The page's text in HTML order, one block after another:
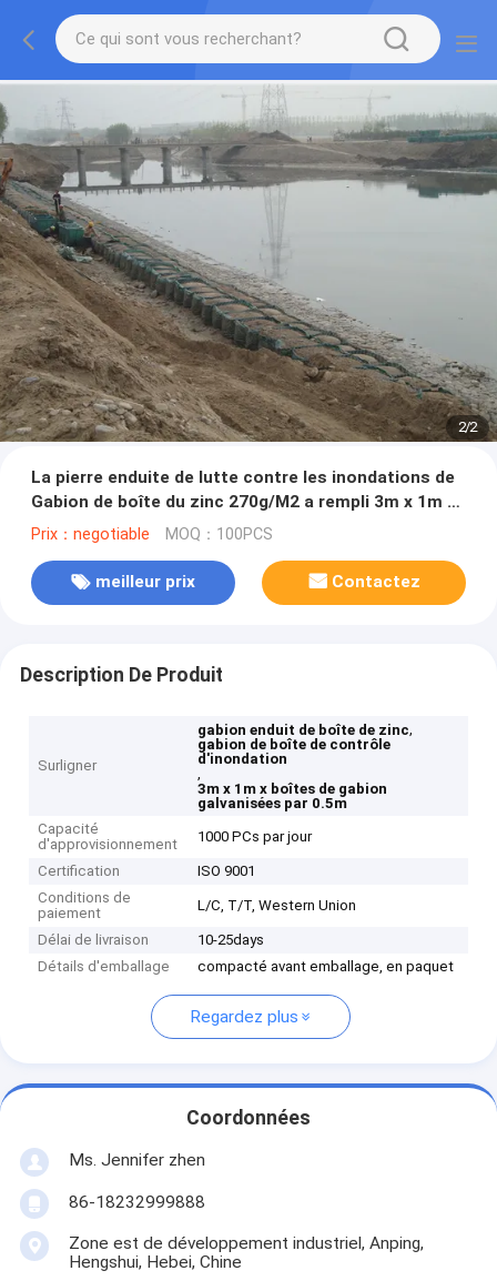
2/2
La pierre enduite de lutte contre les inondations de
Gabion de boîte du zinc 270g/M2 a rempli 3m x 1m x
0.5m
Prix：negotiable MOQ：100PCS
meilleur prix Contactez
Description De Produit
Surligner
gabion enduit de boîte de zinc,
gabion de boîte de contrôle
d'inondation
,
3m x 1m x boîtes de gabion
galvanisées par 0.5m
Capacité
d'approvisionnement
1000 PCs par jour
Certification
ISO 9001
Conditions de
paiement
L/C, T/T, Western Union
Délai de livraison
10-25days
Détails d'emballage
compacté avant emballage, en paquet
Regardez plus
Coordonnées
Ms. Jennifer zhen
86-18232999888
Zone est de développement industriel, Anping,
Hengshui, Hebei, Chine